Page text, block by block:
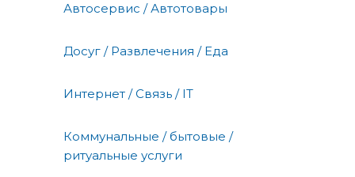
Автосервис / Автотовары
Досуг / Развлечения / Еда
Интернет / Связь / IT
Коммунальные / бытовые /
ритуальные услуги